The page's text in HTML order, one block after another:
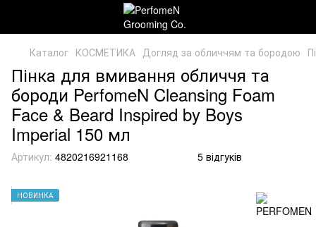
Каталог КОСМЕТИКА Догляд за обличчям та бородою
Пінка для вмивання обличчя та
бороди PerfomeN Cleansing Foam
Face & Beard Inspired by Boys
Imperial 150 мл
Артикул: 4820216921168 5 відгуків
НОВИНКА